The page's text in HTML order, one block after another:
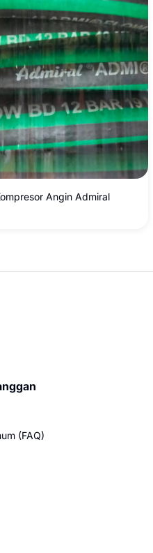
dan rapi agar
Berikut adalah hasil
artikel produk yang
untuk SEO dan
## Pilihan Judul
salah satu yang paling
Selang Angin Kompresor
Original - Air Hose 1.5
Kompresor
Angin Admiral
(FAQ)